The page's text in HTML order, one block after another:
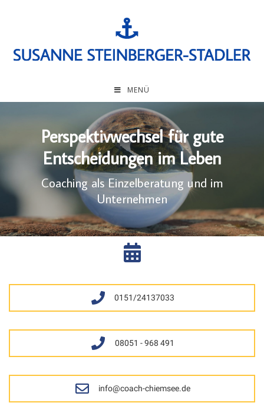
MENÜ
für gute
im Leben
Einzelberatung und im
Coaching
So festigen
0151/24137033
08051 - 968 491
info@coach-chiemsee.de